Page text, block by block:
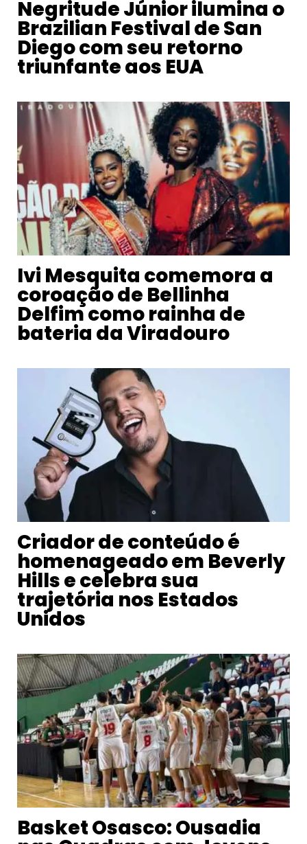
Negritude Júnior ilumina o
Brazilian Festival de San
Diego com seu retorno
triunfante aos EUA
Ivi Mesquita comemora a
coroação de Bellinha
Delfim como rainha de
bateria da Viradouro
Criador de conteúdo é
homenageado em Beverly
Hills e celebra sua
trajetória nos Estados
Unidos
Basket Osasco: Ousadia